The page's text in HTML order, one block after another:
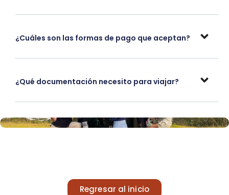
¿Cuáles son las formas de pago que aceptan?
¿Qué documentación necesito para viajar?
Regresar al inicio